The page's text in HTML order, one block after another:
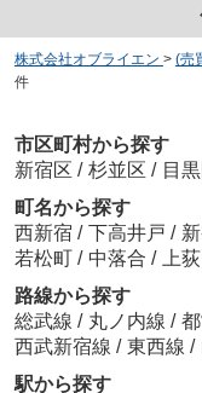
株式会社オブライエン > (売
件
市区町村から探す
新宿区 / 杉並区 / 目
町名から探す
西新宿 / 下高井戸 /
若松町 / 中落合 / 上荻
路線から探す
総武線 / 丸ノ内線 /
西武新宿線 / 東西線 /
駅から探す